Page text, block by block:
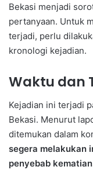
Bekasi menjadi
pertanyaan. Untuk
terjadi, perlu
kronologi kejadian.
Waktu dan
Kejadian ini terjadi
Bekasi. Menurut
ditemukan dalam
segera melakukan
penyebab